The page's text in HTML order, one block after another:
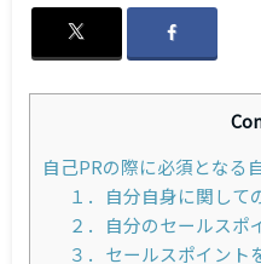
自己PRの際に必須となる
１．自分自身に関して
２．自分のセールスポ
３．セールスポイント